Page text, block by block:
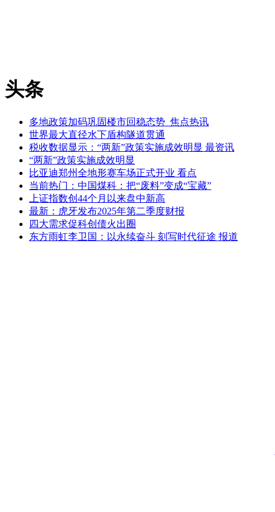
头条
多地政策加码巩固楼市回稳态势_焦点热讯
世界最大直径水下盾构隧道贯通
税收数据显示：“两新”政策实施成效明显 最资讯
“两新”政策实施成效明显
比亚迪郑州全地形赛车场正式开业 看点
当前热门：中国煤科：把“废料”变成“宝藏”
上证指数创44个月以来盘中新高
最新：虎牙发布2025年第二季度财报
四大需求促科创债火出圈
东方雨虹李卫国：以永续奋斗 刻写时代征途 报道